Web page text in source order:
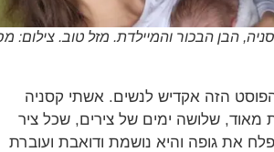
הבכור והמיילדת. מזל טוב. צילום: מסך
הזה אקדיש לנשים. אשתי קסניה
שלושה ימים של צירים, שכל ציר
גופה והיא נושמת ודואבת ועוברת